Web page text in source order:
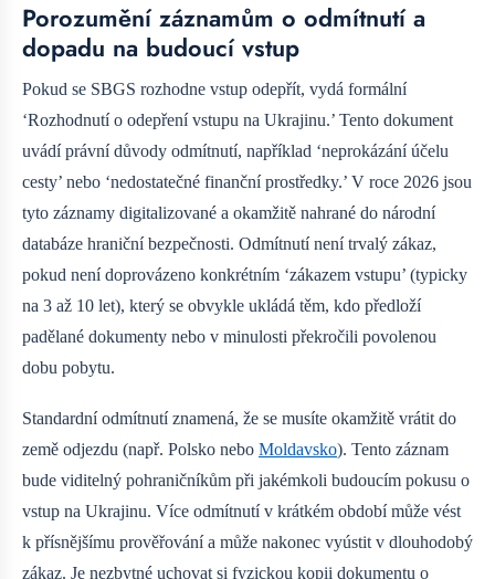
Porozumění záznamům o odmítnutí a
dopadu na budoucí vstup
Pokud se SBGS rozhodne vstup odepřít, vydá formální
‘Rozhodnutí o odepření vstupu na Ukrajinu.’ Tento dokument
uvádí právní důvody odmítnutí, například ‘neprokázání účelu
cesty’ nebo ‘nedostatečné finanční prostředky.’ V roce 2026 jsou
tyto záznamy digitalizované a okamžitě nahrané do národní
databáze hraniční bezpečnosti. Odmítnutí není trvalý zákaz,
pokud není doprovázeno konkrétním ‘zákazem vstupu’ (typicky
na 3 až 10 let), který se obvykle ukládá těm, kdo předloží
padělané dokumenty nebo v minulosti překročili povolenou
dobu pobytu.
Standardní odmítnutí znamená, že se musíte okamžitě vrátit do
země odjezdu (např. Polsko nebo Moldavsko). Tento záznam
bude viditelný pohraničníkům při jakémkoli budoucím pokusu o
vstup na Ukrajinu. Více odmítnutí v krátkém období může vést
k přísnějšímu prověřování a může nakonec vyústit v dlouhodobý
zákaz. Je nezbytné uchovat si fyzickou kopii dokumentu o